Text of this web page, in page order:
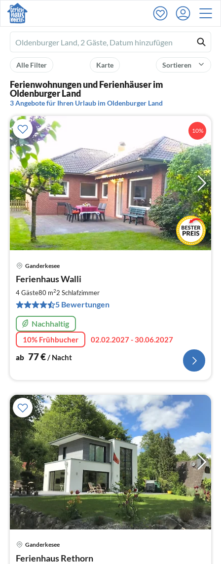
Ferienhausmiete
logo
Sortieren
Karte
Alle Filter
Ferienwohnungen und Ferienhäuser im
Oldenburger Land
3 Angebote für Ihren Urlaub im Oldenburger Land
10%
Ganderkesee
Ferienhaus Walli
4 Gäste80 m22 Schlafzimmer
5 Bewertungen
Nachhaltig
10% Frühbucher
02.02.2027 - 30.06.2027
ab 77€/ Nacht
Ganderkesee
Ferienhaus Rethorn